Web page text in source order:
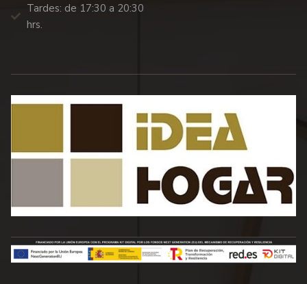
Tardes: de 17:30 a 20:30
hrs.